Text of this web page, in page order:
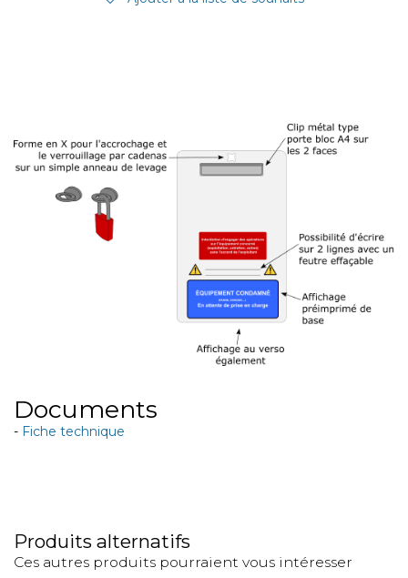
Documents
- Fiche technique
Produits alternatifs
Ces autres produits pourraient vous intéresser